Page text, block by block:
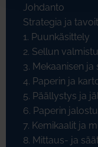
Johdanto
Strategia ja
1. Puunkäsittely
2. Sellun
3. Mekaanisen
4. Paperin ja
5. Päällystys ja
6. Paperin
7. Kemikaalit ja
8. Mittaus- ja